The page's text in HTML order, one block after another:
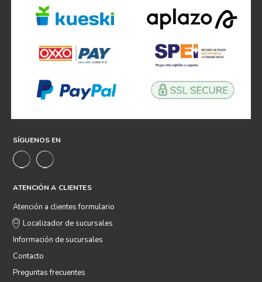
SÍGUENOS EN
ATENCIÓN A CLIENTES
Atención a clientes formulario
Localizador de sucursales
Información de sucursales
Contacto
Preguntas frecuentes